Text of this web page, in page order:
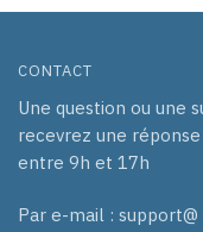
CONTACT
Une question ou une
recevrez une
entre 9h et 17h
Par e-mail :